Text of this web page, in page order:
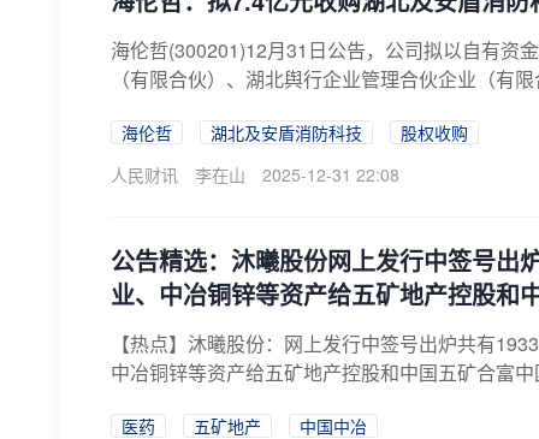
海伦哲(300201)12月31日公告，公司拟以自有资
（有限合伙）、湖北舆行企业管理合伙企业（有
海伦哲 湖北及安盾消防科技
股权收购
人民财讯
李在山 2025-12-31 22:08
公告精选：沐曦股份网上发行中签号出
业、中冶铜锌等资产给五矿地产控股和
【热点】沐曦股份：网上发行中签号出炉共有
中冶铜锌等资产给五矿地产控股和中国五矿合富
医药 五矿地产
中国中冶